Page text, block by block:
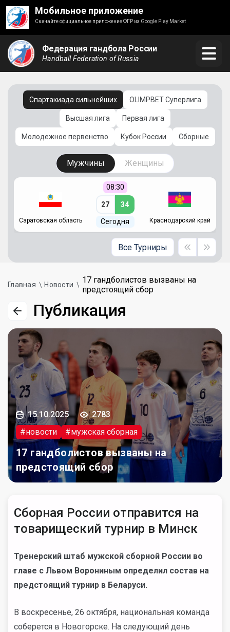
Мобильное приложение
Скачайте официальное приложение ФГР из Google Play Market
Федерация гандбола России
Handball Federation of Russia
Спартакиада сильнейших OLIMPBET Суперлига
Высшая лига Первая лига
Молодежное первенство Кубок России Сборные
Мужчины Женщины
Саратовская область
08:30
27 34
Сегодня Краснодарский край
Все Турниры
Главная Новости
17 гандболистов вызваны на
предстоящий сбор
Публикация
15.10.2025
2783
#новости
#мужская сборная
17 гандболистов вызваны на
предстоящий сбор
Сборная России отправится на
товарищеский турнир в Минск
Тренерский штаб мужской сборной России во
главе с Львом Ворониным определил состав на
предстоящий турнир в Беларуси.
В воскресенье, 26 октября, национальная команда
соберется в Новогорске. На следующий день